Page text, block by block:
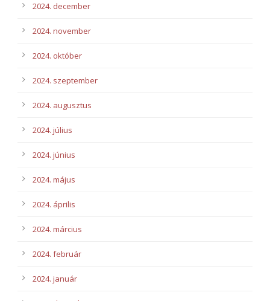
2024. december
2024. november
2024. október
2024. szeptember
2024. augusztus
2024. július
2024. június
2024. május
2024. április
2024. március
2024. február
2024. január